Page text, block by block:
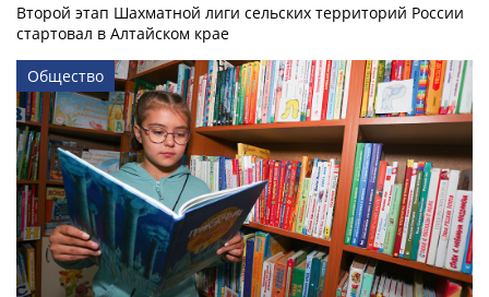
Второй этап Шахматной лиги сельских территорий России
стартовал в Алтайском крае
Общество